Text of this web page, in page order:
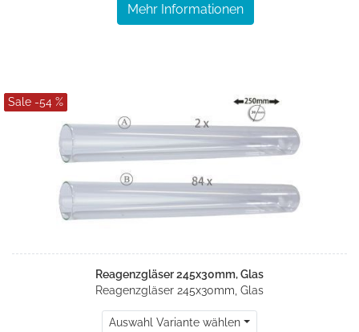
Mehr Informationen
Sale -54 %
Reagenzgläser 245x30mm, Glas
Reagenzgläser 245x30mm, Glas
Auswahl Variante wählen